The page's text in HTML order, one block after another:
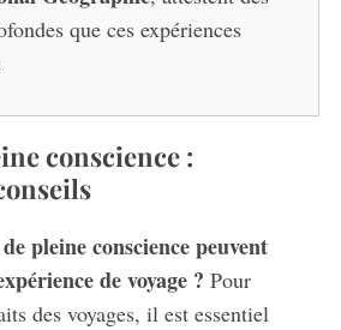
que ces expériences
conscience :
pleine conscience peuvent
de voyage ? Pour
des voyages, il est essentiel